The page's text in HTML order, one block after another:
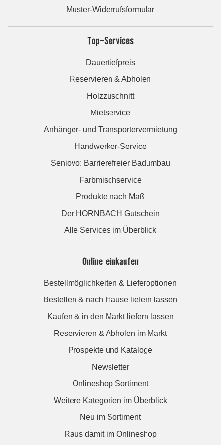
Muster-Widerrufsformular
Top-Services
Dauertiefpreis
Reservieren & Abholen
Holzzuschnitt
Mietservice
Anhänger- und Transportervermietung
Handwerker-Service
Seniovo: Barrierefreier Badumbau
Farbmischservice
Produkte nach Maß
Der HORNBACH Gutschein
Alle Services im Überblick
Online einkaufen
Bestellmöglichkeiten & Lieferoptionen
Bestellen & nach Hause liefern lassen
Kaufen & in den Markt liefern lassen
Reservieren & Abholen im Markt
Prospekte und Kataloge
Newsletter
Onlineshop Sortiment
Weitere Kategorien im Überblick
Neu im Sortiment
Raus damit im Onlineshop